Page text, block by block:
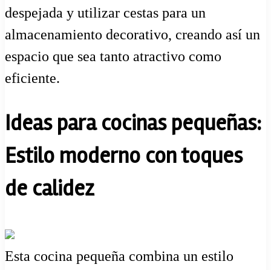
despejada y utilizar cestas para un
almacenamiento decorativo, creando así un
espacio que sea tanto atractivo como
eficiente.
Ideas para cocinas pequeñas:
Estilo moderno con toques
de calidez
Esta cocina pequeña combina un estilo